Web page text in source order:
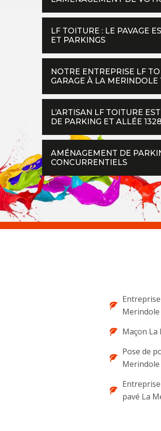
LF TOITURE : LE PAVAGE
ET PARKINGS
NOTRE ENTREPRISE LF
GARAGE À LA MERINDOLE
L’ARTISAN LF TOITURE
DE PARKING ET ALLÉE
AMÉNAGEMENT DE
CONCURRENTIELS
Merindole
Maçon La
Pose de
Merindole
pavé La